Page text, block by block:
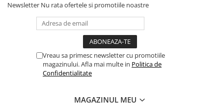
Newsletter Nu rata ofertele si promotiile noastre
Vreau sa primesc newsletter cu promotiile
magazinului. Afla mai multe in Politica de
Confidentialitate
MAGAZINUL MEU